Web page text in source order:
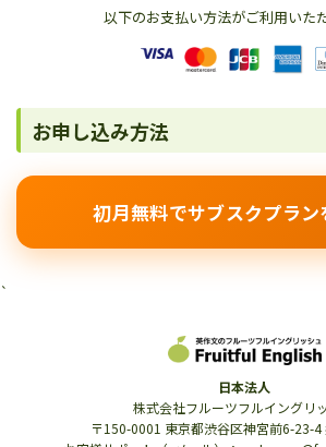
以下のお支払い方法がご利用いた
お申し込み方法
初月無料でサブスクプラン
`
日本法人
株式会社フルーツフルイングリ
〒150-0001 東京都渋谷区神宮前6-23-4